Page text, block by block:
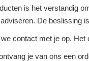
is het verstandig
De beslissing
contact met je op.
je van ons een